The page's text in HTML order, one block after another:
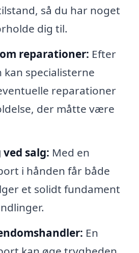
så du har noget
dig til.
reparationer: Efter
specialisterne
reparationer
der måtte være
salg: Med en
i hånden får både
et solidt fundament
En